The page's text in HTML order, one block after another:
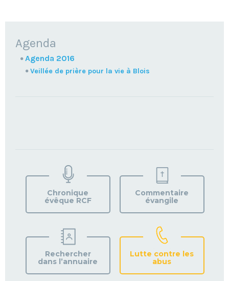
NAVIGATION
Agenda
Agenda 2016
Veillée de prière pour la vie à Blois
VOTRE
PAROISSE
Chronique
évêque RCF
Commentaire
évangile
Rechercher
dans l’annuaire
Lutte contre les
abus